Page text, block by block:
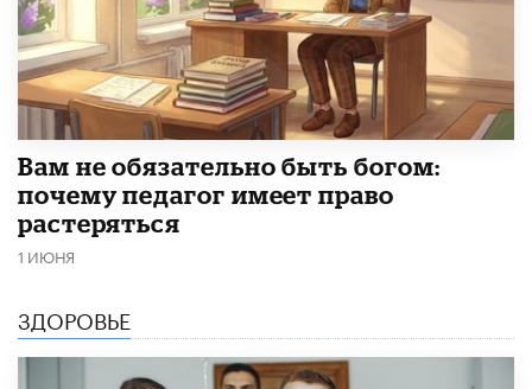
​Вам не обязательно быть богом:
почему педагог имеет право
растеряться
1 ИЮНЯ
ЗДОРОВЬЕ